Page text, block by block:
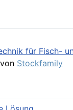
für Fisch-
Stockfamily